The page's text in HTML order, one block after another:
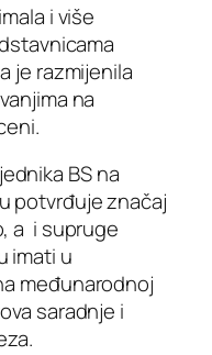
i više
je razmijenila
na
BS na
potvrđuje značaj
a i supruge
imati u
međunarodnoj
saradnje i